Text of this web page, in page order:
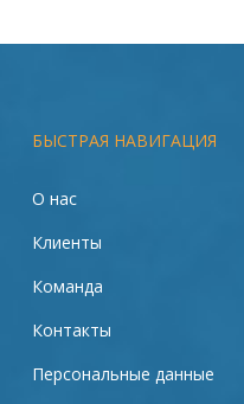
БЫСТРАЯ НАВИГАЦИЯ
О нас
Клиенты
Команда
Контакты
Персональные данные